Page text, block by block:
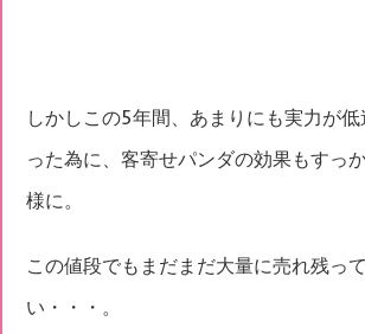
しかしこの5年間、あまりにも実力が低
った為に、客寄せパンダの効果もすっ
様に。
この値段でもまだまだ大量に売れ残っ
い・・・。